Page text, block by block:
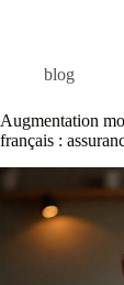
blog
Augmentation
français :